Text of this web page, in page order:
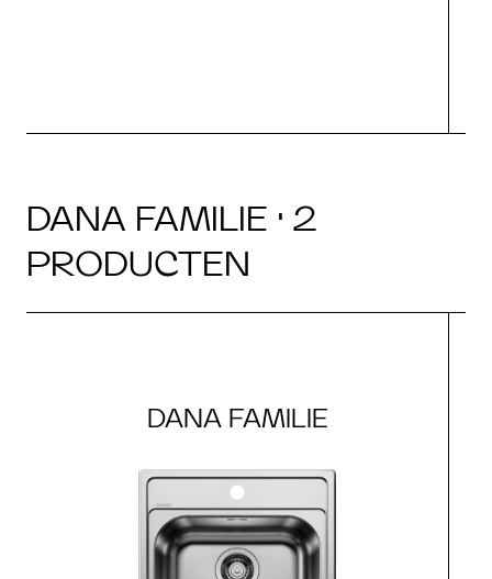
DANA FAMILIE · 2
PRODUCTEN
DANA FAMILIE